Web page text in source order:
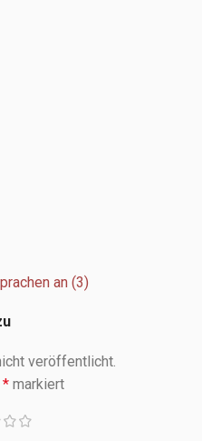
an (3)
veröffentlicht.
* markiert